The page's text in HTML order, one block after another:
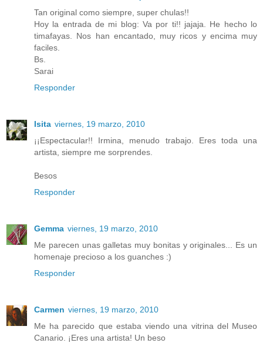
Tan original como siempre, super chulas!!
Hoy la entrada de mi blog: Va por ti!! jajaja. He hecho lo
timafayas. Nos han encantado, muy ricos y encima muy
faciles.
Bs.
Sarai
Responder
Isita viernes, 19 marzo, 2010
¡¡Espectacular!! Irmina, menudo trabajo. Eres toda una
artista, siempre me sorprendes.
Besos
Responder
Gemma viernes, 19 marzo, 2010
Me parecen unas galletas muy bonitas y originales... Es un
homenaje precioso a los guanches :)
Responder
Carmen viernes, 19 marzo, 2010
Me ha parecido que estaba viendo una vitrina del Museo
Canario. ¡Eres una artista! Un beso